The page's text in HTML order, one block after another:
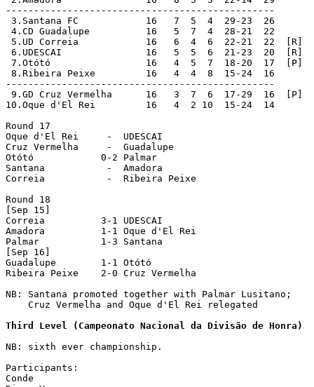
------------------------------------------------
3.Santana FC            16   7  5  4  29-23  26
4.CD Guadalupe          16   5  7  4  28-21  22
5.UD Correia            16   6  4  6  22-21  22  [R]
6.UDESCAI               16   5  5  6  21-23  20  [R]
7.Otótó                 16   4  5  7  18-20  17  [P]
8.Ribeira Peixe         16   4  4  8  15-24  16
------------------------------------------------
9.GD Cruz Vermelha      16   3  7  6  17-29  16  [P]
10.Oque d'El Rei         16   4  2 10  15-24  14
Round 17
Oque d'El Rei     -  UDESCAI
Cruz Vermelha     -  Guadalupe
Otótó            0-2 Palmar
Santana           -  Amadora
Correia           -  Ribeira Peixe
Round 18
[Sep 15]
Correia          3-1 UDESCAI
Amadora          1-1 Oque d'El Rei
Palmar           1-3 Santana
[Sep 16]
Guadalupe        1-1 Otótó
Ribeira Peixe    2-0 Cruz Vermelha
NB: Santana promoted together with Palmar Lusitano;
    Cruz Vermelha and Oque d'El Rei relegated
Third Level (Campeonato Nacional da Divisão de Honra)
NB: sixth ever championship.
Participants:
Conde